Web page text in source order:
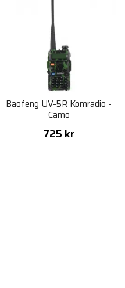
Baofeng UV-5R Komradio -
Camo
725 kr